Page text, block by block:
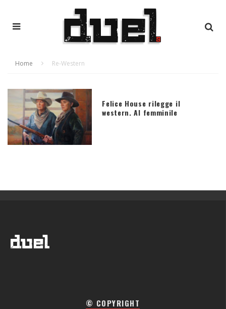
Home Re-Western
Felice House rilegge il
western. Al femminile
© COPYRIGHT